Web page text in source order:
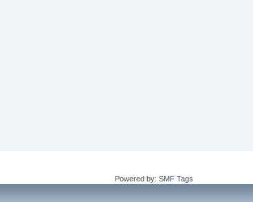
Powered by: SMF Tags